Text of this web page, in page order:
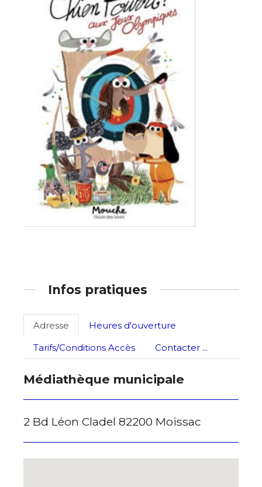
Adresse email*
Statut / Organisation
J'accepte lestermes et conditions
* Champ obligatoire
Adresse email*
Prénom
Statut / Organisation
* Champ obligatoire
Infos pratiques
Adresse
Heures d'ouverture
Tarifs/Conditions Accès
Contacter ...
Médiathèque municipale
2 Bd Léon Cladel 82200 Moissac